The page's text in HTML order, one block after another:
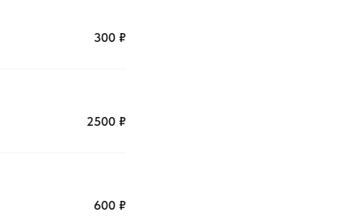
300 ₽
2500 ₽
600 ₽